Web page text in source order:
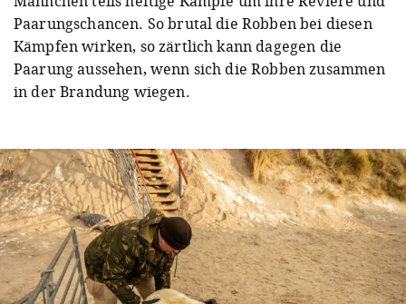
Paarungschancen. So brutal die Robben bei diesen
Kämpfen wirken, so zärtlich kann dagegen die
Paarung aussehen, wenn sich die Robben zusammen
in der Brandung wiegen.